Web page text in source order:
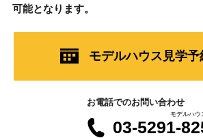
可能となります。
モデルハウス見学予
お電話でのお問い合わせ
03-5291-
モデルハウ